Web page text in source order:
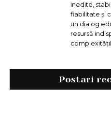
inedite,
fiabilitate și
un dialog
resursă
Postari